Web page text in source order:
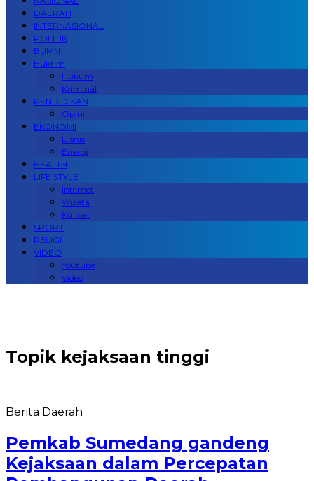
DAERAH
INTERNASIONAL
POLITIK
BUMN
Hukrim
Hukum
Kriminal
PENDIDIKAN
Opini
EKONOMI
Bisnis
Energi
HEALTH
LIFE STYLE
Internet
Wisata
Kuliner
SPORT
RELIGI
VIDEO
Youtube
Video
Topik kejaksaan tinggi
Berita Daerah
Pemkab Sumedang gandeng
Kejaksaan dalam Percepatan